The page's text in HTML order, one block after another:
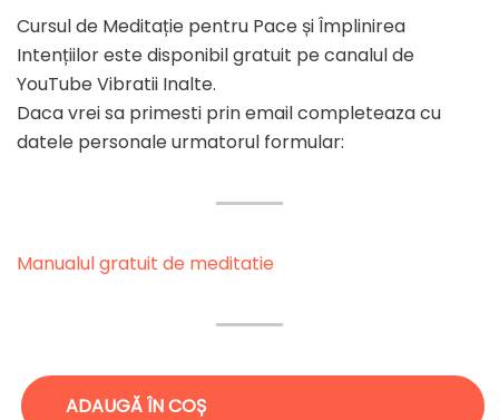
Cursul de Meditație pentru Pace și Împlinirea
Intențiilor este disponibil gratuit pe canalul de
YouTube Vibratii Inalte.
Daca vrei sa primesti prin email completeaza cu
datele personale urmatorul formular:
Manualul gratuit de meditatie
ADAUGĂ ÎN COȘ